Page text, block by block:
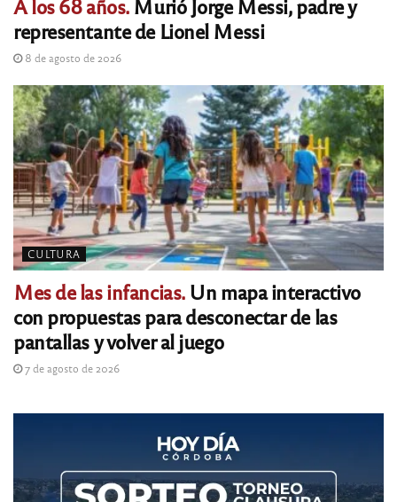
A los 68 años.Murió Jorge Messi, padre y
representante de Lionel Messi
8 de agosto de 2026
CULTURA
Mes de las infancias.Un mapa interactivo
con propuestas para desconectar de las
pantallas y volver al juego
7 de agosto de 2026